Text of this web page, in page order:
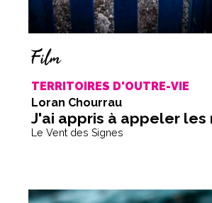
Film
TERRITOIRES D'OUTRE-VIE
Loran Chourrau
Le Vent des Signes